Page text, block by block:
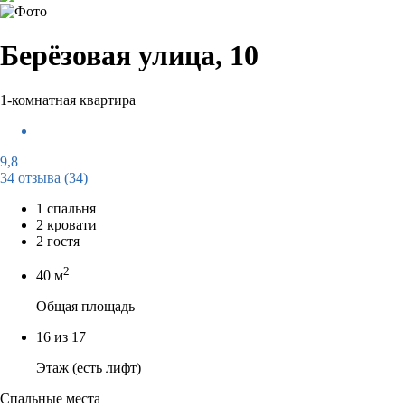
Берёзовая улица, 10
1-комнатная квартира
9,8
34 отзыва (34)
1 спальня
2 кровати
2 гостя
40 м2
Общая площадь
16 из 17
Этаж (есть лифт)
Спальные места